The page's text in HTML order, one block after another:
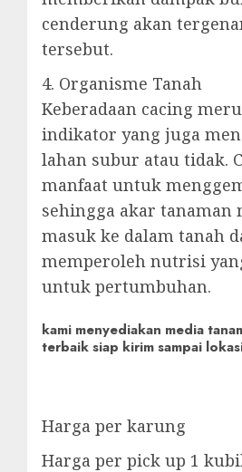
cenderung akan
tersebut.
4. Organisme Tanah
Keberadaan cacing
indikator yang juga
lahan subur atau tidak.
manfaat untuk
sehingga akar tanaman
masuk ke dalam tanah
memperoleh nutrisi
untuk pertumbuhan.
kami menyediakan media
terbaik siap kirim sampai
Harga per karung
Harga per pick up 1